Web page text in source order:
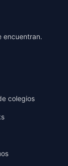
encuentran.
colegios